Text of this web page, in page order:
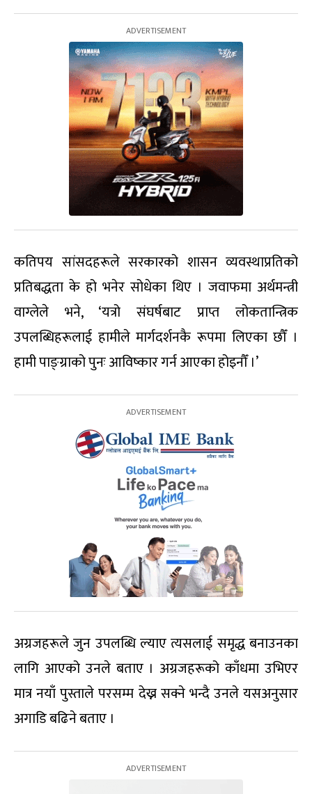
कतिपय सांसदहरूले सरकारको शासन व्यवस्थाप्रतिको
प्रतिबद्धता के हो भनेर सोधेका थिए । जवाफमा अर्थमन्त्री
वाग्लेले भने, ‘यत्रो संघर्षबाट प्राप्त लोकतान्त्रिक
उपलब्धिहरूलाई हामीले मार्गदर्शनकै रूपमा लिएका छौँ ।
हामी पाङ्ग्राको पुनः आविष्कार गर्न आएका होइनौँ ।’
अग्रजहरूले जुन उपलब्धि ल्याए त्यसलाई समृद्ध बनाउनका
लागि आएको उनले बताए । अग्रजहरूको काँधमा उभिएर
मात्र नयाँ पुस्ताले परसम्म देख्न सक्ने भन्दै उनले यसअनुसार
अगाडि बढिने बताए ।